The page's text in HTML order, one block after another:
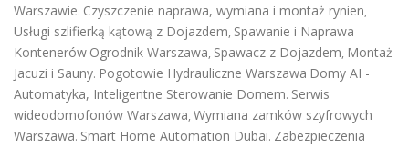
Warszawie. Czyszczenie naprawa, wymiana i montaż rynien,
Usługi szlifierką kątową z Dojazdem, Spawanie i Naprawa
Kontenerów Ogrodnik Warszawa, Spawacz z Dojazdem, Montaż
Jacuzi i Sauny. Pogotowie Hydrauliczne Warszawa Domy AI -
Automatyka, Inteligentne Sterowanie Domem. Serwis
wideodomofonów Warszawa, Wymiana zamków szyfrowych
Warszawa. Smart Home Automation Dubai. Zabezpieczenia